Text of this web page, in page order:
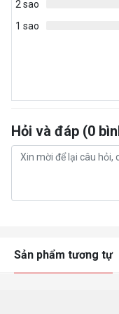
2 sao
1 sao
Hỏi và đáp (0
Sản phẩm tương tự